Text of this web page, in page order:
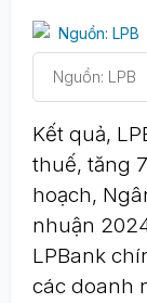
Nguồn: LPB
Kết quả,
thuế, tăng
hoạch,
nhuận
LPBank
các doanh